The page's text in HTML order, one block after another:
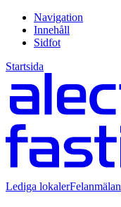
Navigation
Innehåll
Sidfot
Startsida
Lediga lokalerFelanmälan